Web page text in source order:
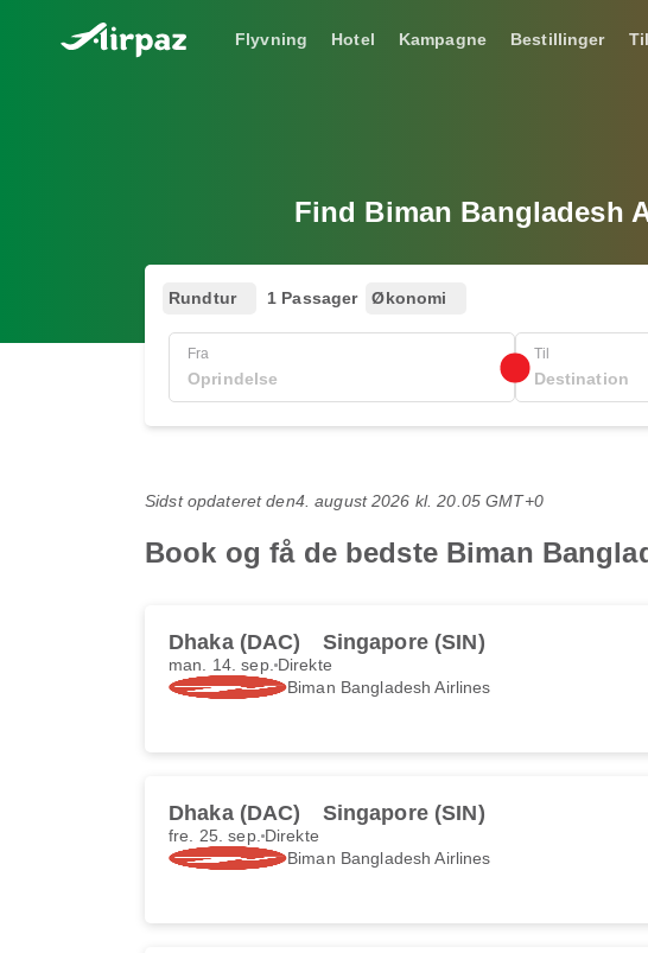
Flyvning Hotel Kampagne Bestillinger
Find Biman Bangladesh
Rundtur 1 Passager Økonomi
Fra Til
Sidst opdateret den4. august 2026 kl. 20.05 GMT+0
Book og få de bedste Biman
Dhaka (DAC) Singapore (SIN)
man. 14. sep. Direkte
Biman Bangladesh Airlines
Dhaka (DAC) Singapore (SIN)
fre. 25. sep. Direkte
Biman Bangladesh Airlines